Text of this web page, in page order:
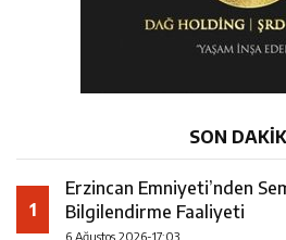
SON
1
Erzincan Emniyeti’nden
Bilgilendirme Faaliyeti
6 Ağustos 2026-17:03